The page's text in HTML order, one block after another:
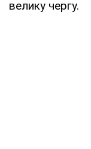
велику чергу.